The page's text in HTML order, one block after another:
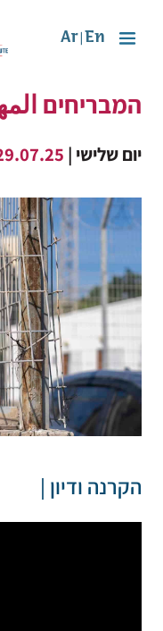
En
Ar
המבריחים
יום שלישי |
הקרנה ודיון |